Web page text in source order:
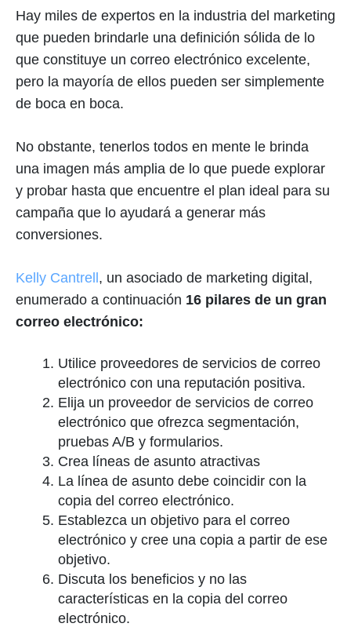
Hay miles de expertos en la industria del marketing
que pueden brindarle una definición sólida de lo
que constituye un correo electrónico excelente,
pero la mayoría de ellos pueden ser simplemente
de boca en boca.
No obstante, tenerlos todos en mente le brinda
una imagen más amplia de lo que puede explorar
y probar hasta que encuentre el plan ideal para su
campaña que lo ayudará a generar más
conversiones.
Kelly Cantrell, un asociado de marketing digital,
enumerado a continuación 16 pilares de un gran
correo electrónico:
Utilice proveedores de servicios de correo
electrónico con una reputación positiva.
Elija un proveedor de servicios de correo
electrónico que ofrezca segmentación,
pruebas A/B y formularios.
Crea líneas de asunto atractivas
La línea de asunto debe coincidir con la
copia del correo electrónico.
Establezca un objetivo para el correo
electrónico y cree una copia a partir de ese
objetivo.
Discuta los beneficios y no las
características en la copia del correo
electrónico.